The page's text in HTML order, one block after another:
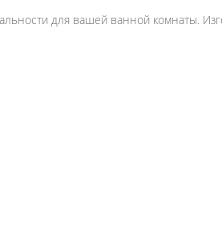
для вашей ванной комнаты.